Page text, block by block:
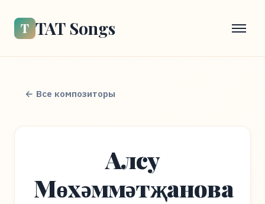
Т TAT Songs
← Все композиторы
Алсу
Мөхәммәтҗанова